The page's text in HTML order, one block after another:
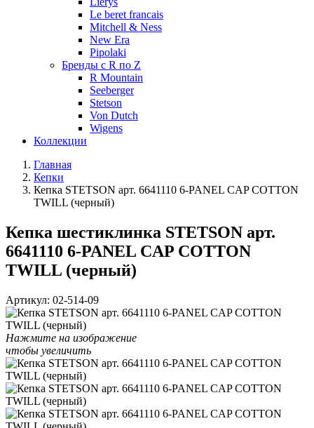
Le beret francais
Mitchell & Ness
New Era
Pipolaki
Бренды с R по Z
R Mountain
Seeberger
Stetson
Von Dutch
Wigens
Коллекции
Главная
Кепки
Кепка STETSON арт. 6641110 6-PANEL CAP COTTON
TWILL (черный)
Кепка шестиклинка STETSON арт.
6641110 6-PANEL CAP COTTON
TWILL (черный)
Артикул: 02-514-09
Нажмите на изображение
чтобы увеличить